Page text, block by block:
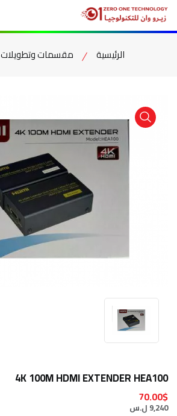
الرئيسية مقسمات وتطويلات
item view
4K 100M HDMI EXTENDER HEA100
70.00$
9,240 ل.س